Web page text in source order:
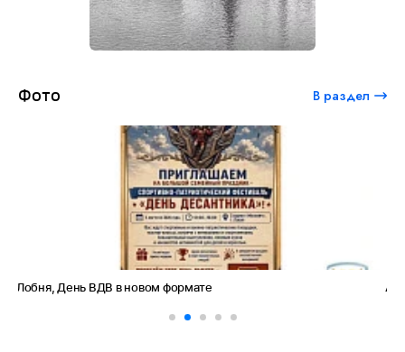
Фото В раздел
Амет-Хан Султан: небо как судьба